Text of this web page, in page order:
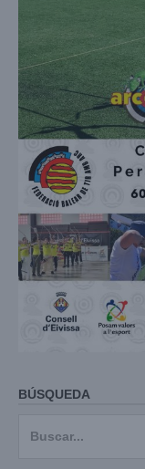
BÚSQUEDA